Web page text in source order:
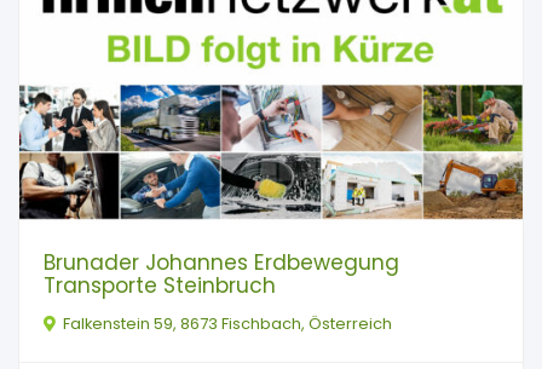
Brunader Johannes Erdbewegung
Transporte Steinbruch
Falkenstein 59, 8673 Fischbach, Österreich